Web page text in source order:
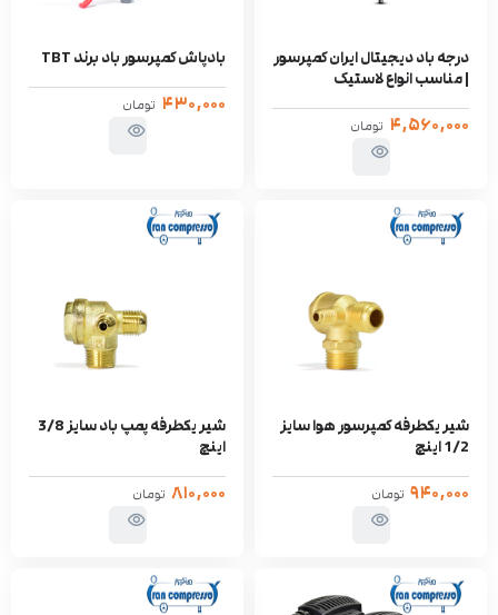
درجه باد دیجیتال ایران کمپرسور
| مناسب انواع لاستیک
۴,۵۶۰,۰۰۰ تومان
بادپاش کمپرسور باد برند TBT
۴۳۰,۰۰۰ تومان
شیر یکطرفه کمپرسور هوا سایز
1/2 اینچ
۹۴۰,۰۰۰ تومان
شیر یکطرفه پمپ باد سایز 3/8
اینچ
۸۱۰,۰۰۰ تومان